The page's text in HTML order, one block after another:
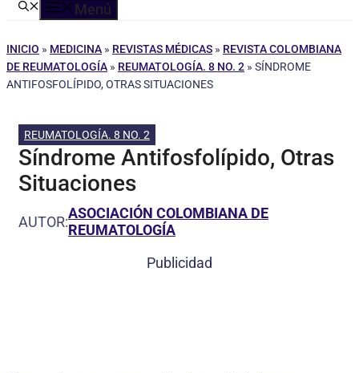
Menú
INICIO » MEDICINA » REVISTAS MÉDICAS » REVISTA COLOMBIANA
DE REUMATOLOGÍA » REUMATOLOGÍA. 8 NO. 2 » SÍNDROME
ANTIFOSFOLÍPIDO, OTRAS SITUACIONES
REUMATOLOGÍA. 8 NO. 2
Síndrome Antifosfolípido, Otras
Situaciones
AUTOR:ASOCIACIÓN COLOMBIANA DE
REUMATOLOGÍA
Publicidad